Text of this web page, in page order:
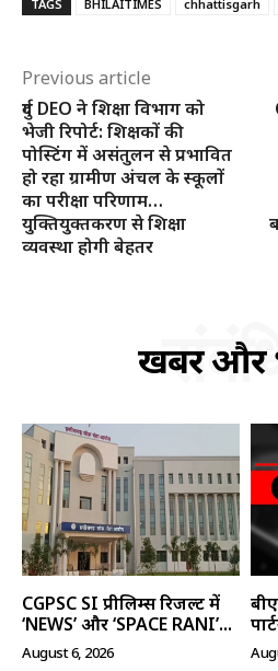
TAGS BHILAITIMES chhattisgarh
Previous article
दुर्ग DEO ने शिक्षा विभाग को
भेजी रिपोर्ट: शिक्षकों की
पोस्टिंग में असंतुलन से प्रभावित
हो रहा ग्रामीण अंचल के स्कूलों
का परीक्षा परिणाम…
युक्तियुक्तकरण से शिक्षा
व्यवस्था होगी बेहतर
खबरें और
CGPSC SI प्रीलिम्स रिजल्ट में
‘NEWS’ और ‘SPACE RANI’...
August 6, 2026